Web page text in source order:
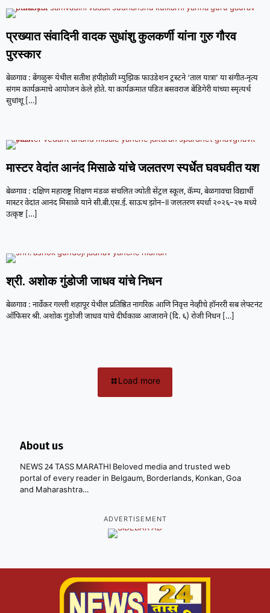
प्रख्यात संवादिनी वादक सुधांशु कुलकर्णी यांना गुरु गौरव
पुरस्कार
बेळगाव : बेंगळुरू येथील सतीश हंपीहोळी म्युझिक फाउंडेशन ट्रस्टने ‘ताल यात्रा’ या संगीत-नृत्य
संगम कार्यक्रमाचे आयोजन केले होते. या कार्यक्रमात पंडित बसवराज बेंडिगेरी यांच्या स्मृत्यर्थ
सुधांशू […]
मास्टर वेदांत आनंद मिसाळे यांचे जलतरण स्पर्धेत घवघवीत यश
बेळगाव : दक्षिण महाराष्ट्र शिक्षण मंडळ संचलित ज्योती सेंट्रल स्कूल, कॅम्प, बेळगावचा विद्यार्थी
मास्टर वेदांत आनंद मिसाळे याने सी.बी.एस.ई. साऊथ झोन–II जलतरण स्पर्धा २०२६–२७ मध्ये
उत्कृष्ट […]
श्री. अशोक गुंडोजी जाधव यांचे निधन
बेळगाव : नार्वेकर गल्ली शहापूर येथील प्रतिष्ठित नागरिक आणि निवृत्त नेव्हीचे हॉनररी सब लेफ्टनंट
ऑफिसर श्री. अशोक गुंडोजी जाधव यांचे दीर्घकाळ आजाराने (दि. ६) रोजी निधन[…]
Load more
About us
NEWS 24 TASS MARATHI Beloved media and trusted web
portal of every reader in Belgaum, Borderlands, Konkan, Goa
and Maharashtra…
ADVERTISEMENT